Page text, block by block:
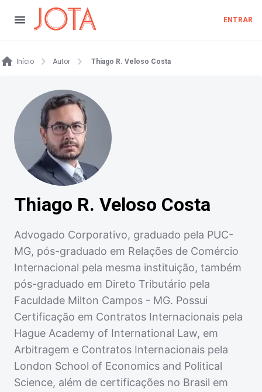
ENTRAR
Início Autor Thiago R. Veloso Costa
Thiago R. Veloso Costa
Advogado Corporativo, graduado pela PUC-
MG, pós-graduado em Relações de Comércio
Internacional pela mesma instituição, também
pós-graduado em Direto Tributário pela
Faculdade Milton Campos - MG. Possui
Certificação em Contratos Internacionais pela
Hague Academy of International Law, em
Arbitragem e Contratos Internacionais pela
London School of Economics and Political
Science, além de certificações no Brasil em